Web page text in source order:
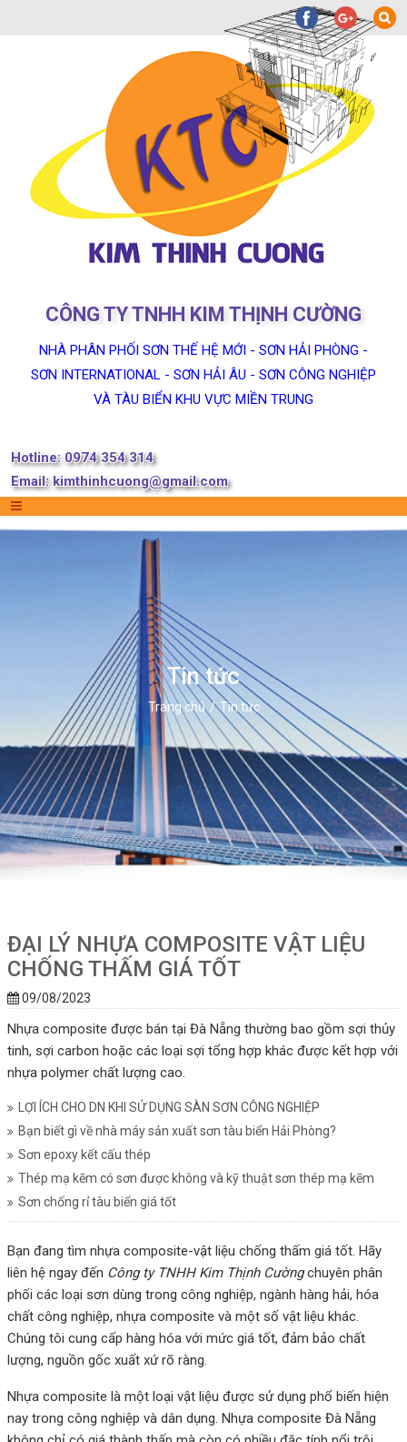
CÔNG TY TNHH KIM THỊNH CƯỜNG
NHÀ PHÂN PHỐI SƠN THẾ HỆ MỚI - SƠN HẢI PHÒNG -
SƠN INTERNATIONAL - SƠN HẢI ÂU - SƠN CÔNG NGHIỆP
VÀ TÀU BIỂN KHU VỰC MIỀN TRUNG
Hotline: 0974 354 314
Email:kimthinhcuong@gmail.com
Tin tức
Trang chủ Tin tức
ĐẠI LÝ NHỰA COMPOSITE VẬT LIỆU
CHỐNG THẤM GIÁ TỐT
09/08/2023
Nhựa composite được bán tại Đà Nẵng thường bao gồm sợi thủy
tinh, sợi carbon hoặc các loại sợi tổng hợp khác được kết hợp với
nhựa polymer chất lượng cao.
LỢI ÍCH CHO DN KHI SỬ DỤNG SÀN SƠN CÔNG NGHIỆP
Bạn biết gì về nhà máy sản xuất sơn tàu biển Hải Phòng?
Sơn epoxy kết cấu thép
Thép mạ kẽm có sơn được không và kỹ thuật sơn thép mạ kẽm
Sơn chống rỉ tàu biển giá tốt
Bạn đang tìm nhựa composite-vật liệu chống thấm giá tốt. Hãy
liên hệ ngay đến Công ty TNHH Kim Thịnh Cườngchuyên phân
phối các loại sơn dùng trong công nghiệp, ngành hàng hải, hóa
chất công nghiệp, nhựa composite và một số vật liệu khác.
Chúng tôi cung cấp hàng hóa với mức giá tốt, đảm bảo chất
lượng, nguồn gốc xuất xứ rõ ràng.
Nhựa composite là một loại vật liệu được sử dụng phổ biến hiện
nay trong công nghiệp và dân dụng. Nhựa composite Đà Nẵng